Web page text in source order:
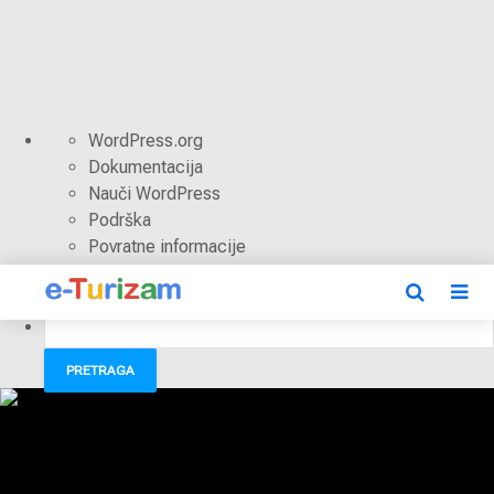
WordPressu
WordPress.org
Dokumentacija
Nauči WordPress
Podrška
Povratne informacije
Prijava